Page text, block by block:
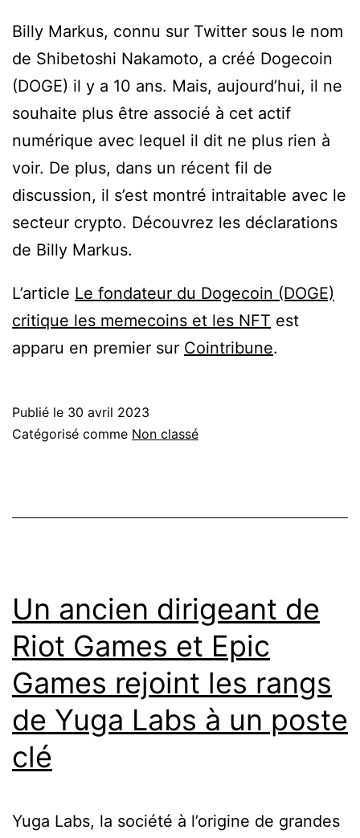
Billy Markus, connu sur Twitter sous le nom
de Shibetoshi Nakamoto, a créé Dogecoin
(DOGE) il y a 10 ans. Mais, aujourd’hui, il ne
souhaite plus être associé à cet actif
numérique avec lequel il dit ne plus rien à
voir. De plus, dans un récent fil de
discussion, il s’est montré intraitable avec le
secteur crypto. Découvrez les déclarations
de Billy Markus.
L’article Le fondateur du Dogecoin (DOGE)
critique les memecoins et les NFT est
apparu en premier sur Cointribune.
Publié le 30 avril 2023
Catégorisé comme Non classé
Un ancien dirigeant de
Riot Games et Epic
Games rejoint les rangs
de Yuga Labs à un poste
clé
Yuga Labs, la société à l’origine de grandes